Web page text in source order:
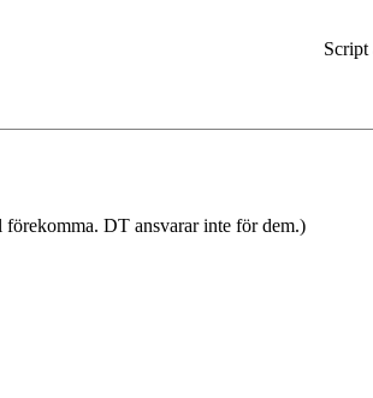
DT ansvarar inte för dem.)